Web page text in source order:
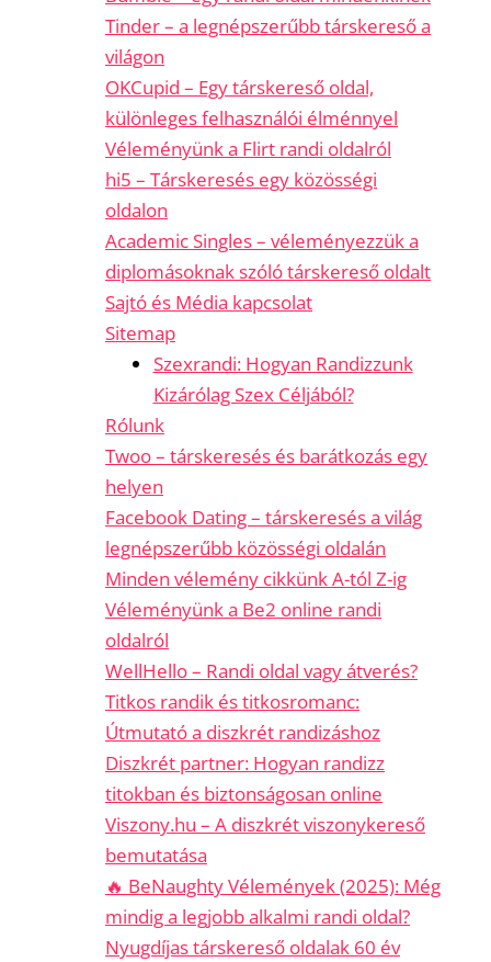
Tinder – a legnépszerűbb társkereső a
világon
OKCupid – Egy társkereső oldal,
különleges felhasználói élménnyel
Véleményünk a Flirt randi oldalról
hi5 – Társkeresés egy közösségi
oldalon
Academic Singles – véleményezzük a
diplomásoknak szóló társkereső oldalt
Sajtó és Média kapcsolat
Sitemap
Szexrandi: Hogyan Randizzunk
Kizárólag Szex Céljából?
Rólunk
Twoo – társkeresés és barátkozás egy
helyen
Facebook Dating – társkeresés a világ
legnépszerűbb közösségi oldalán
Minden vélemény cikkünk A-tól Z-ig
Véleményünk a Be2 online randi
oldalról
WellHello – Randi oldal vagy átverés?
Titkos randik és titkosromanc:
Útmutató a diszkrét randizáshoz
Diszkrét partner: Hogyan randizz
titokban és biztonságosan online
Viszony.hu – A diszkrét viszonykereső
bemutatása
🔥 BeNaughty Vélemények (2025): Még
mindig a legjobb alkalmi randi oldal?
Nyugdíjas társkereső oldalak 60 év